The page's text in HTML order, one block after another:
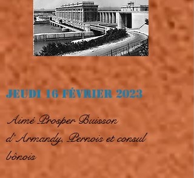
Jeudi 16 février 2023
Aimé Prosper Buisson
d’Armandy, Pernois et consul
bônois